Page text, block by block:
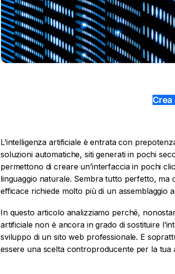
L’intelligenza artificiale è entrata con
soluzioni automatiche, siti generati in pochi
permettono di creare un’interfaccia in pochi
linguaggio naturale. Sembra tutto perfetto, ma
efficace richiede molto più di un assemblaggio
In questo articolo analizziamo perché,
artificiale non è ancora in grado di sostituire
sviluppo di un sito web professionale. E
essere una scelta controproducente per la tua